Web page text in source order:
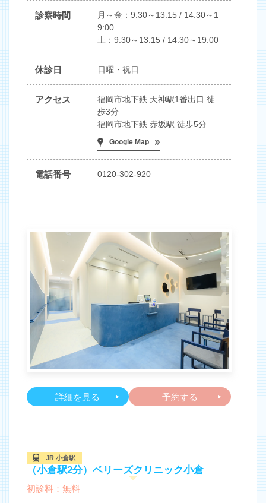
診察時間
月～金：9:30～13:15 / 14:30～1
9:00
土：9:30～13:15 / 14:30～19:00
休診日 日曜・祝日
アクセス
福岡市地下鉄 天神駅1番出口 徒
歩3分
福岡市地下鉄 赤坂駅 徒歩5分
Google Map
電話番号 0120-302-920
詳細を見る 予約する
（小倉駅2分）ベリーズクリニック小倉
JR 小倉駅
初診料：無料